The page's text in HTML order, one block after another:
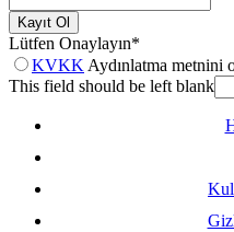
Kayıt Ol
Lütfen Onaylayın*
KVKK Aydınlatma metnini
This field should be left blank